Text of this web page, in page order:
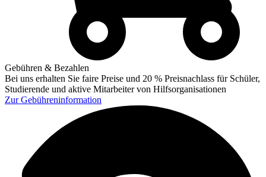
Gebühren & Bezahlen
Bei uns erhalten Sie faire Preise und 20 % Preisnachlass für Schüler,
Studierende und aktive Mitarbeiter von Hilfsorganisationen
ZurGebühreninformation